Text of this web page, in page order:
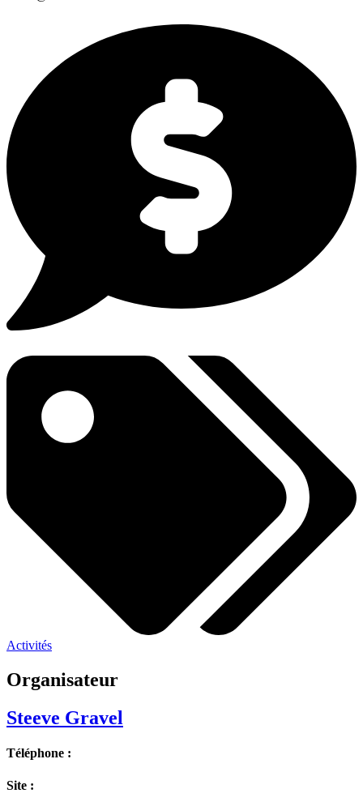
Activités
Organisateur
Steeve Gravel
Téléphone :
Site :